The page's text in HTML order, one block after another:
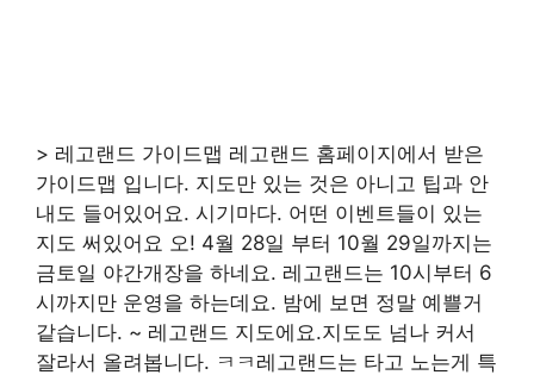
> 레고랜드 가이드맵 레고랜드 홈페이지에서 받은
가이드맵 입니다. 지도만 있는 것은 아니고 팁과 안
내도 들어있어요. 시기마다. 어떤 이벤트들이 있는
지도 써있어요 오! 4월 28일 부터 10월 29일까지는
금토일 야간개장을 하네요. 레고랜드는 10시부터 6
시까지만 운영을 하는데요. 밤에 보면 정말 예쁠거
같습니다. ~ 레고랜드 지도에요.지도도 넘나 커서
잘라서 올려봅니다. ㅋㅋ레고랜드는 타고 노는게 특